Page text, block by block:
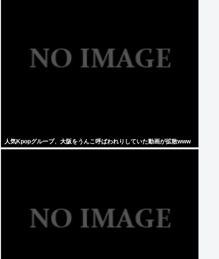
人気Kpopグループ、大阪をうんこ呼ばわれりしていた動画が拡散www